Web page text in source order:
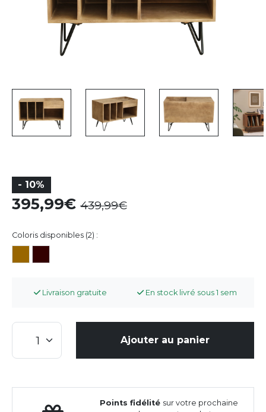
- 10%
395,99 439,99
Coloris disponibles (2) :
Livraison gratuite En stock livré sous 1 sem
Ajouter au panier
Points fidélité sur votre prochaine